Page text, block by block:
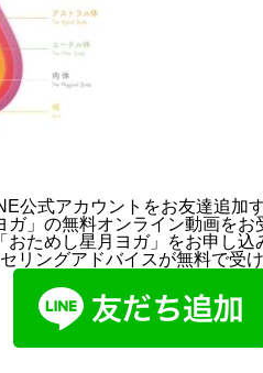
公式アカウントをお友達追加
ガ」の無料オンライン動画をお
「おためし星月ヨガ」をお申し込
リングアドバイスが無料で受